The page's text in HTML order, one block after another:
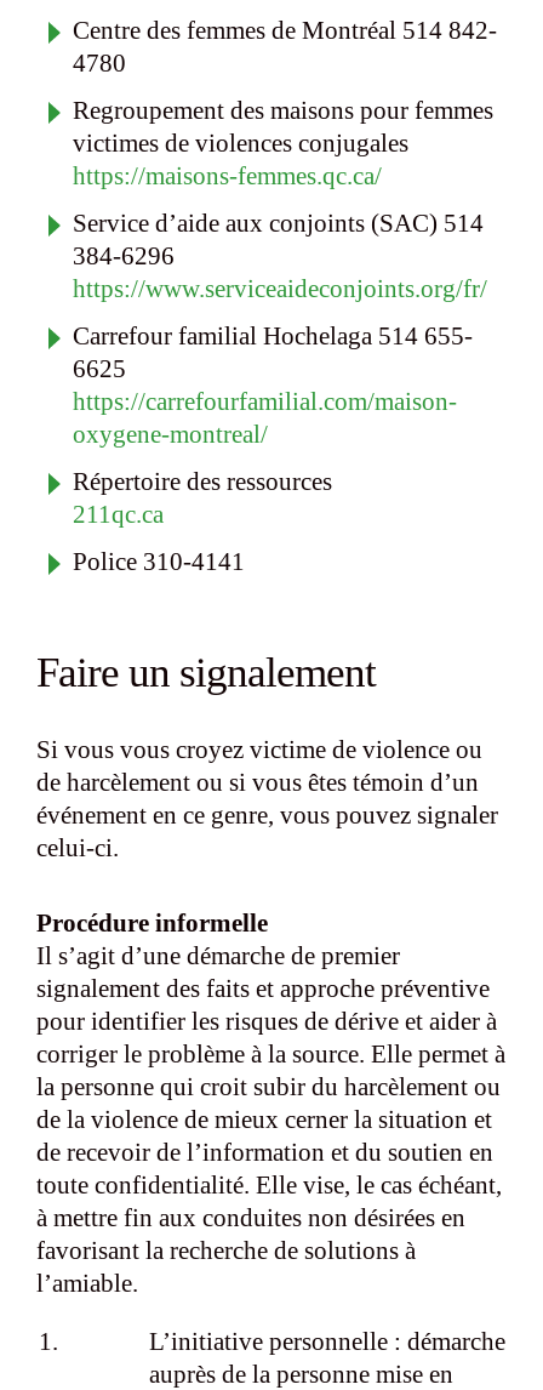
Centre des femmes de Montréal 514 842-
4780
Regroupement des maisons pour femmes
victimes de violences conjugales
https://maisons-femmes.qc.ca/
Service d’aide aux conjoints (SAC) 514
384-6296
https://www.serviceaideconjoints.org/fr/
Carrefour familial Hochelaga 514 655-
6625
https://carrefourfamilial.com/maison-
oxygene-montreal/
Répertoire des ressources
211qc.ca
Police 310-4141
Faire un signalement
Si vous vous croyez victime de violence ou
de harcèlement ou si vous êtes témoin d’un
événement en ce genre, vous pouvez signaler
celui-ci.
Procédure informelle
Il s’agit d’une démarche de premier
signalement des faits et approche préventive
pour identifier les risques de dérive et aider à
corriger le problème à la source. Elle permet à
la personne qui croit subir du harcèlement ou
de la violence de mieux cerner la situation et
de recevoir de l’information et du soutien en
toute confidentialité. Elle vise, le cas échéant,
à mettre fin aux conduites non désirées en
favorisant la recherche de solutions à
l’amiable.
L’initiative personnelle : démarche
auprès de la personne mise en